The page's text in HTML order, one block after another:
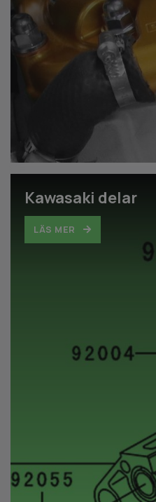
Kawasaki delar
LÄS MER